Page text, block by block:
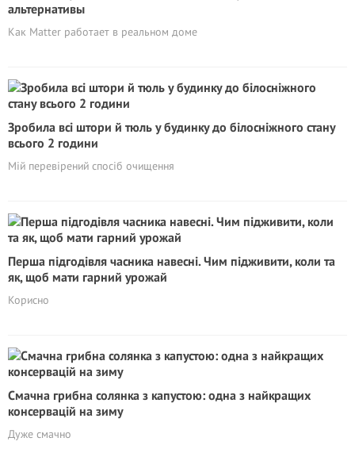
альтернативы
Как Matter работает в реальном доме
Зробила всі штори й тюль у будинку до білосніжного стану
всього 2 години
Мій перевірений спосіб очищення
Перша підгодівля часника навесні. Чим підживити, коли та
як, щоб мати гарний урожай
Корисно
Смачна грибна солянка з капустою: одна з найкращих
консервацій на зиму
Дуже смачно